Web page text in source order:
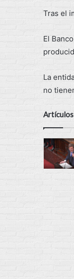
Tras el
El
La
no